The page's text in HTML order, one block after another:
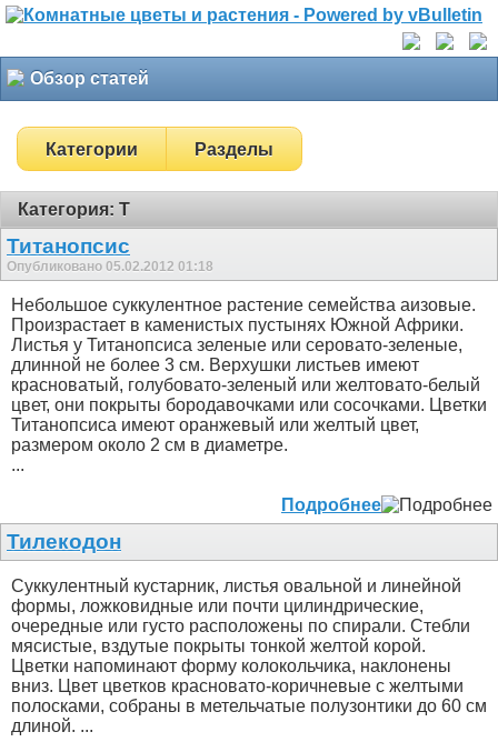
Обзор статей
Категории Разделы
Категория: Т
Титанопсис
Опубликовано 05.02.2012 01:18
Небольшое суккулентное растение семейства аизовые.
Произрастает в каменистых пустынях Южной Африки.
Листья у Титанопсиса зеленые или серовато-зеленые,
длинной не более 3 см. Верхушки листьев имеют
красноватый, голубовато-зеленый или желтовато-белый
цвет, они покрыты бородавочками или сосочками. Цветки
Титанопсиса имеют оранжевый или желтый цвет,
размером около 2 см в диаметре.
...
Подробнее
Тилекодон
Суккулентный кустарник, листья овальной и линейной
формы, ложковидные или почти цилиндрические,
очередные или густо расположены по спирали. Стебли
мясистые, вздутые покрыты тонкой желтой корой.
Цветки напоминают форму колокольчика, наклонены
вниз. Цвет цветков красновато-коричневые с желтыми
полосками, собраны в метельчатые полузонтики до 60 см
длиной. ...